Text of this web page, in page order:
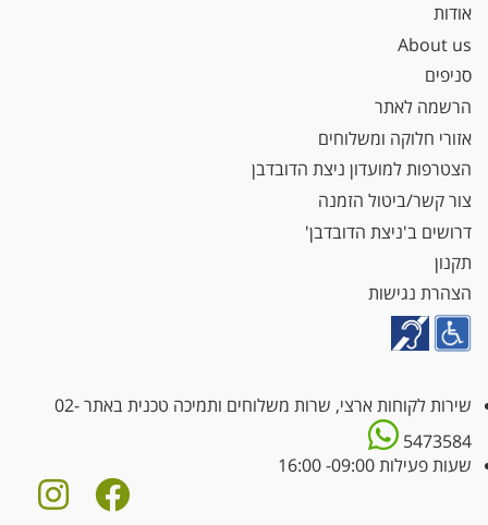
אודות
About us
סניפים
הרשמה לאתר
אזורי חלוקה ומשלוחים
הצטרפות למועדון ניצת הדובדבן
צור קשר/ביטול הזמנה
דרושים ב'ניצת הדובדבן'
תקנון
הצהרת נגישות
שירות לקוחות ארצי, שרות משלוחים ותמיכה טכנית באתר02-
5473584
שעות פעילות 09:00- 16:00